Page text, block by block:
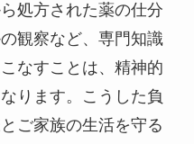
処方された薬の仕分
観察など、専門知識
なすことは、精神的
ります。こうした負
ご家族の生活を守る